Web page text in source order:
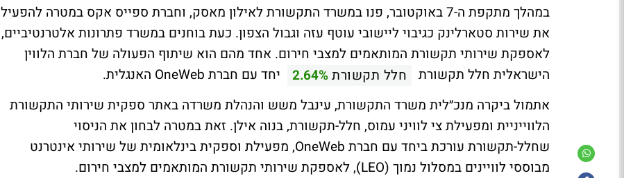
במהלך מתקפת ה-7 באוקטובר, פנו במשרד התקשורת לאילון מאסק, וחברת ספייס אקס במטרה להפעיל
את שירות סטארלינק כגיבוי ליישובי עוטף עזה וגבול הצפון. כעת בוחנים במשרד פתרונות אלטרנטיביים,
לאספקת שירותי תקשורת המותאמים למצבי חירום. אחד מהם הוא שיתוף הפעולה של חברת הלווין
הישראלית חלל תקשורת
חלל תקשורת2.64%
יחד עם חברת OneWeb האנגלית.
אתמול ביקרה מנכ״לית משרד התקשורת, עינבל משש והנהלת משרדה באתר ספקית שירותי התקשורת
הלווייניית ומפעילת צי לוויני עמוס, חלל-תקשורת, בנוה אילן. זאת במטרה לבחון את הניסוי
שחלל-תקשורת עורכת ביחד עם חברת OneWeb, מפעילת וספקית בינלאומית של שירותי אינטרנט
מבוססי לוויינים במסלול נמוך (LEO), לאספקת שירותי תקשורת המותאמים למצבי חירום.